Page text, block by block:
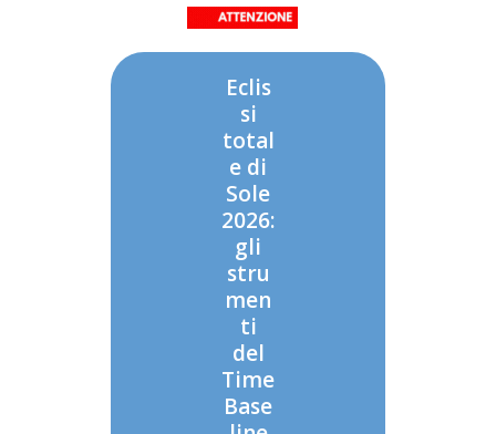
Eclis
si
total
e di
Sole
2026:
gli
stru
men
ti
del
Time
Base